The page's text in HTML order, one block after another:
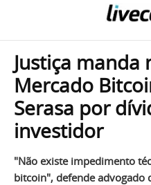
Justiça manda
Mercado
Serasa por
investidor
"Não existe impedimento
bitcoin", defende advogado